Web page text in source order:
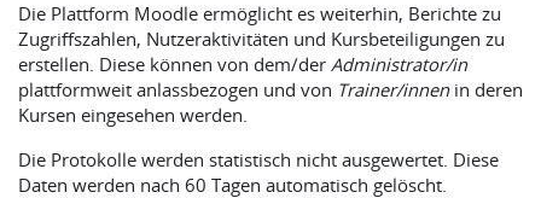
Die Plattform Moodle ermöglicht es weiterhin, Berichte zu
Zugriffszahlen, Nutzeraktivitäten und Kursbeteiligungen zu
erstellen. Diese können von dem/der Administrator/in
plattformweit anlassbezogen und von Trainer/innenin deren
Kursen eingesehen werden.
Die Protokolle werden statistisch nicht ausgewertet. Diese
Daten werden nach 60 Tagen automatisch gelöscht.